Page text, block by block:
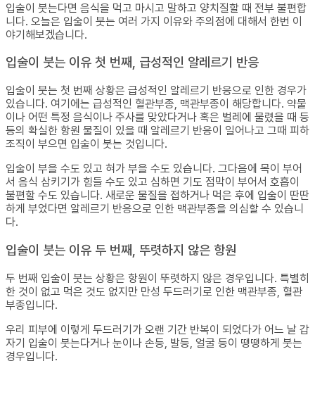
입술이 붓는다면 음식을 먹고 마시고 말하고 양치질할 때 전부 불편합
니다. 오늘은 입술이 붓는 여러 가지 이유와 주의점에 대해서 한번 이
야기해보겠습니다.
입술이 붓는 이유 첫 번째, 급성적인 알레르기 반응
입술이 붓는 첫 번째 상황은 급성적인 알레르기 반응으로 인한 경우가
있습니다. 여기에는 급성적인 혈관부종, 맥관부종이 해당합니다. 약물
이나 어떤 특정 음식이나 주사를 맞았다거나 혹은 벌레에 물렸을 때 등
등의 확실한 항원 물질이 있을 때 알레르기 반응이 일어나고 그때 피하
조직이 부으면 입술이 붓는 것입니다.
입술이 부을 수도 있고 혀가 부을 수도 있습니다. 그다음에 목이 부어
서 음식 삼키기가 힘들 수도 있고 심하면 기도 점막이 부어서 호흡이
불편할 수도 있습니다. 새로운 물질을 접하거나 먹은 후에 입술이 딴딴
하게 부었다면 알레르기 반응으로 인한 맥관부종을 의심할 수 있습니
다.
입술이 붓는 이유 두 번째, 뚜렷하지 않은 항원
두 번째 입술이 붓는 상황은 항원이 뚜렷하지 않은 경우입니다. 특별히
한 것이 없고 먹은 것도 없지만 만성 두드러기로 인한 맥관부종, 혈관
부종입니다.
우리 피부에 이렇게 두드러기가 오랜 기간 반복이 되었다가 어느 날 갑
자기 입술이 붓는다거나 눈이나 손등, 발등, 얼굴 등이 땡땡하게 붓는
경우입니다.